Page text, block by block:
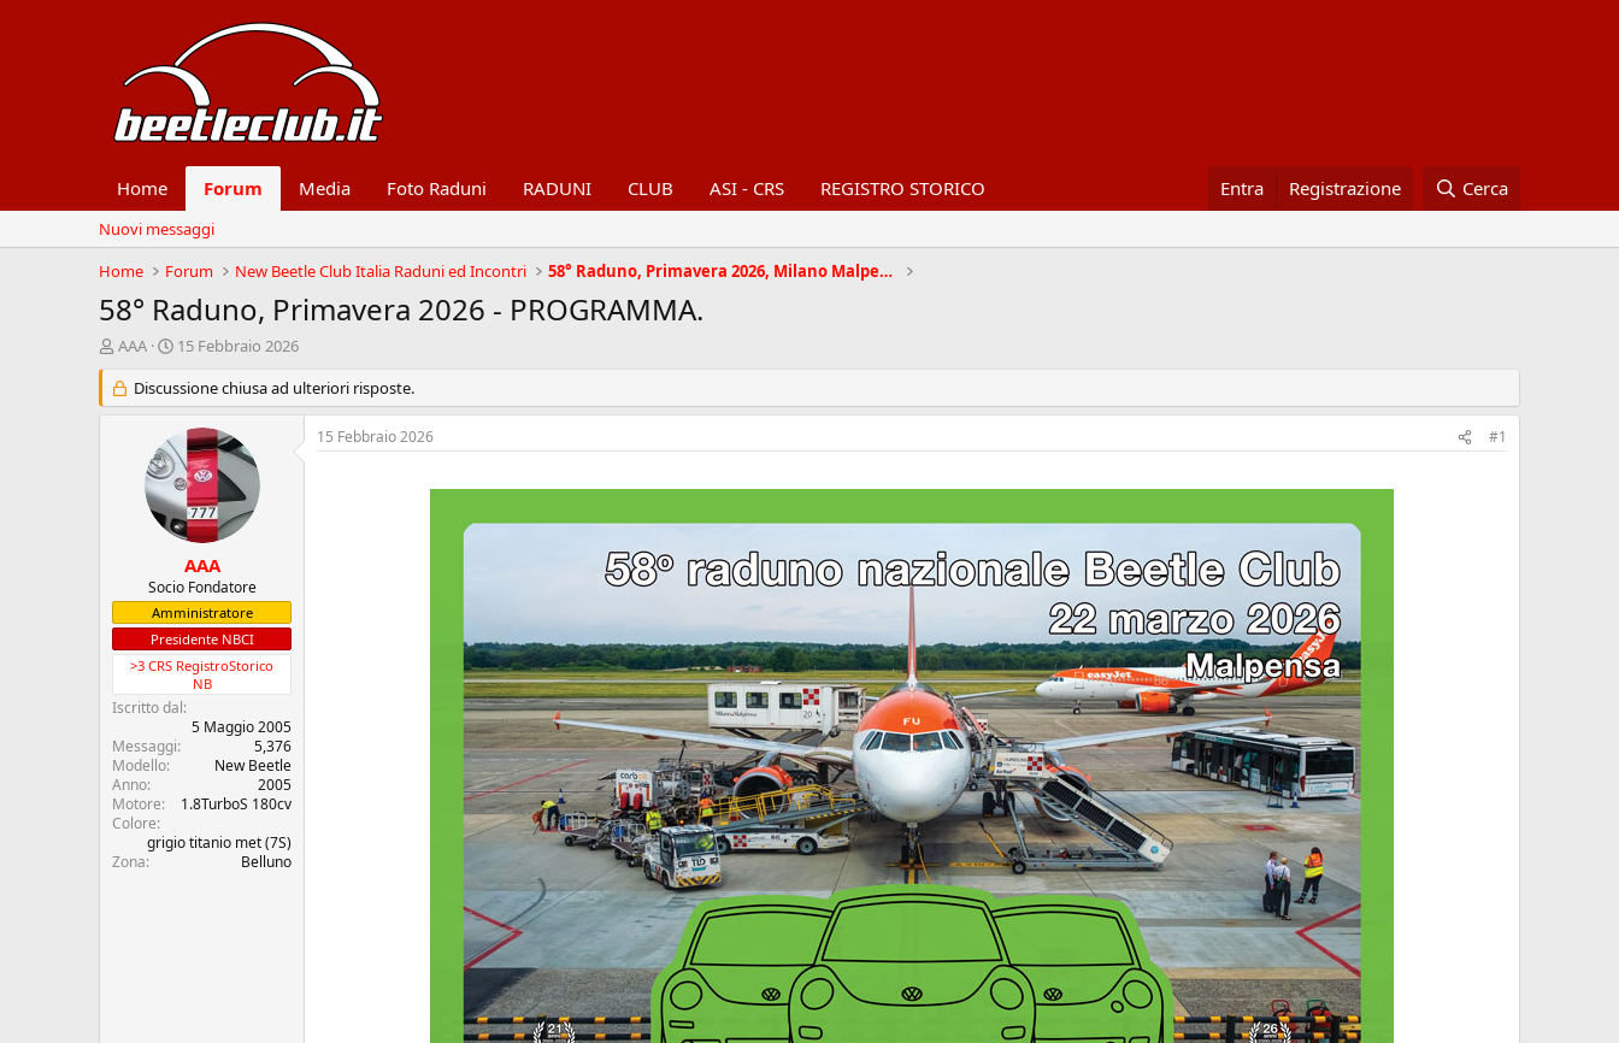
Home Forum Media Foto Raduni RADUNI CLUB ASI - CRS REGISTRO STORICO Entra Registrazione Cerca
Nuovi messaggi
Home
Forum New Beetle Club Italia Raduni ed Incontri 58° Raduno, Primavera 2026, Milano Malpensa
58° Raduno, Primavera 2026 - PROGRAMMA.
A
t
o
s
i
o
e
AAA
D
t
a
'
i
n
i
z
o
15 Febbraio 2026
Discussione chiusa ad ulteriori risposte.
AAA
Socio Fondatore
Amministratore
Presidente NBCI
>3 CRS RegistroStorico
NB
Iscritto dal
5 Maggio 2005
Messaggi
5,376
Modello
New Beetle
Anno
2005
Motore
1.8TurboS 180cv
Colore
grigio titanio met (7S)
Zona
Belluno
15 Febbraio 2026 #1